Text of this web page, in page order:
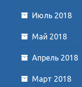
Июль 2018
Май 2018
Апрель 2018
Март 2018